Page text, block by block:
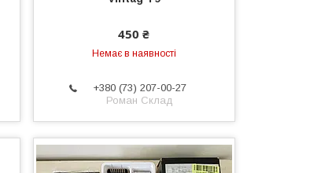
450 ₴
Немає в наявності
+380 (73) 207-00-27
Роман Склад